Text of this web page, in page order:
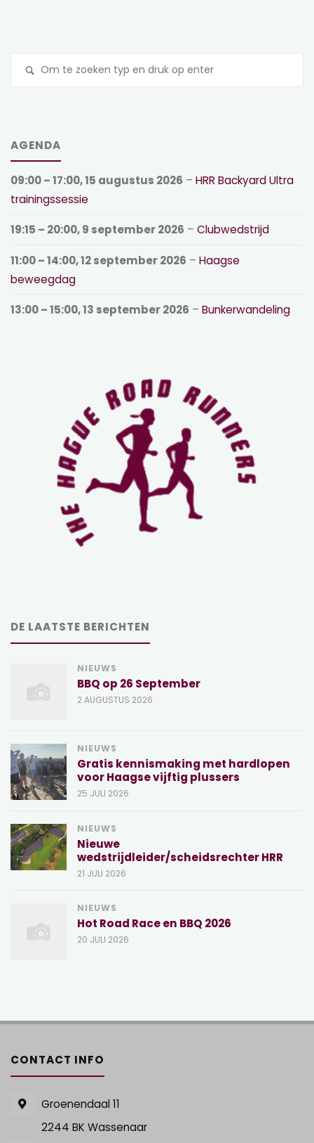
AGENDA
09:00– 17:00,15 augustus 2026 –HRR Backyard Ultra
trainingssessie
19:15 – 20:00,9 september 2026 –Clubwedstrijd
11:00– 14:00,12 september 2026 –Haagse
beweegdag
13:00– 15:00,13 september 2026 –Bunkerwandeling
DE LAATSTE BERICHTEN
NIEUWS
BBQ op 26 September
2 AUGUSTUS 2026
NIEUWS
Gratis kennismaking met hardlopen
voor Haagse vijftig plussers
25 JULI 2026
NIEUWS
Nieuwe
wedstrijdleider/scheidsrechter HRR
21 JULI 2026
NIEUWS
Hot Road Race en BBQ 2026
20 JULI 2026
CONTACT INFO
Groenendaal 11
2244 BK Wassenaar